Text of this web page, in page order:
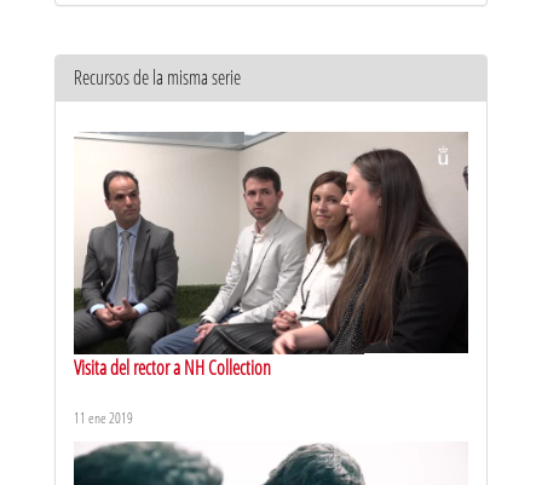
Recursos de la misma serie
Visita del rector a NH Collection
11 ene 2019